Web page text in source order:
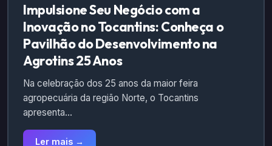
Impulsione Seu Negócio com a
Inovação no Tocantins: Conheça o
Pavilhão do Desenvolvimento na
Agrotins 25 Anos
Na celebração dos 25 anos da maior feira
agropecuária da região Norte, o Tocantins
apresenta…
Ler mais →